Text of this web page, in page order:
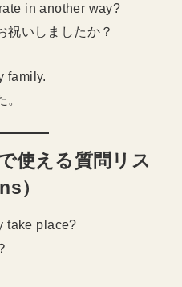
in another way?
祝いしましたか？
family.
使える質問リス
）
take place?